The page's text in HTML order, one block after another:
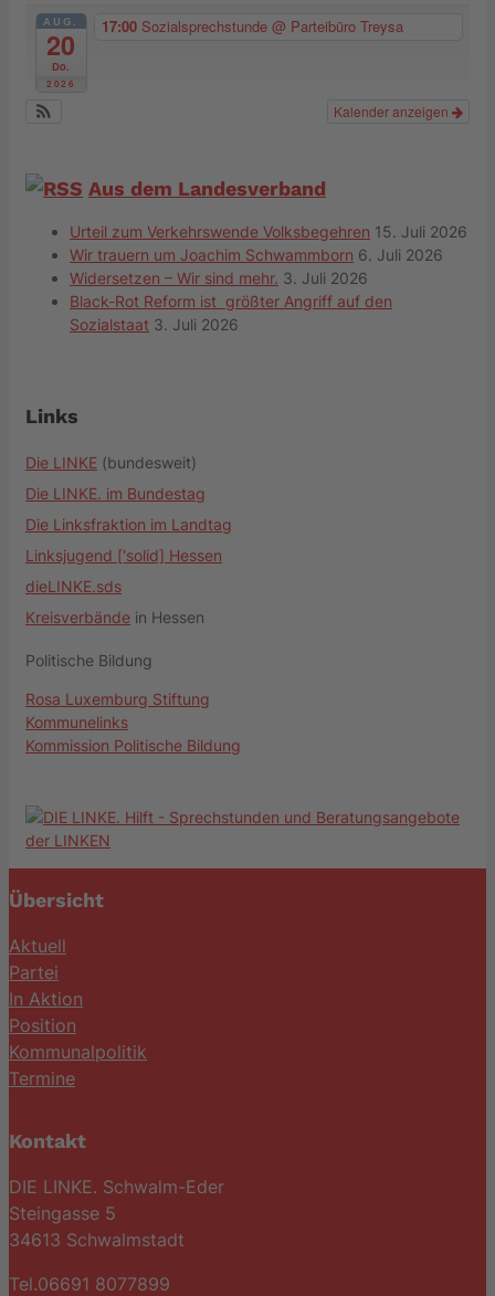
AUG.
20
Do.
2026
17:00 Sozialsprechstunde @ Parteibüro Treysa
Kalender anzeigen
Aus dem Landesverband
Urteil zum Verkehrswende Volksbegehren 15. Juli 2026
Wir trauern um Joachim Schwammborn 6. Juli 2026
Widersetzen – Wir sind mehr. 3. Juli 2026
Black-Rot Reform ist größter Angriff auf den
Sozialstaat 3. Juli 2026
Links
Die LINKE (bundesweit)
Die LINKE. im Bundestag
Die Linksfraktion im Landtag
Linksjugend ['solid] Hessen
dieLINKE.sds
Kreisverbände in Hessen
Politische Bildung
Rosa Luxemburg Stiftung
Kommunelinks
Kommission Politische Bildung
Übersicht
Aktuell
Partei
In Aktion
Position
Kommunalpolitik
Termine
Kontakt
DIE LINKE. Schwalm-Eder
Steingasse 5
34613 Schwalmstadt
Tel.06691 8077899